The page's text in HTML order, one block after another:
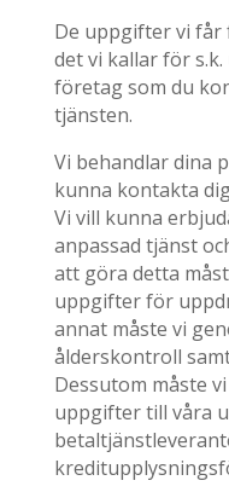
De uppgifter vi
det vi kallar för
företag som du
tjänsten.
Vi behandlar dina
kunna kontakta
Vi vill kunna
anpassad tjänst
att göra detta
uppgifter för
annat måste vi
ålderskontroll
Dessutom måste
uppgifter till våra